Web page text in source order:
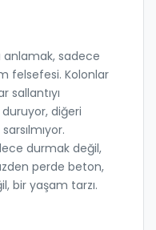
sadece
felsefesi. Kolonlar
sallantıyı
diğeri
durmak değil,
perde beton,
bir yaşam tarzı.